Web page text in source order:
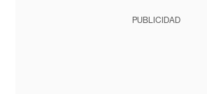
PUBLICIDAD